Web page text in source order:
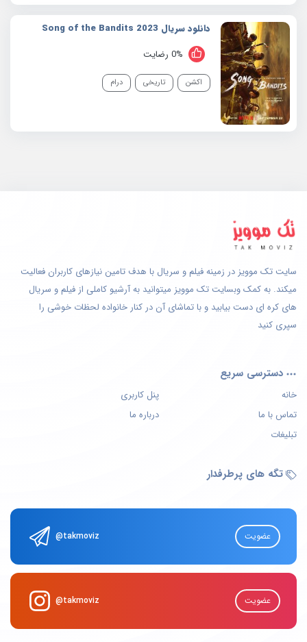
دانلود سریال 2023 Song of the Bandits
0% رضایت
اکشن تاریخی درام
سایت تک موویز در زمینه فیلم و سریال با هدف تامین نیازهای کاربران فعالیت
میکند. به کمک وبسایت تک موویز میتوانید به آرشیو کاملی از فیلم و سریال
های کره ای دست بیابید و با تماشای آن در کنار خانواده لحظات خوشی را
سپری کنید
دسترسی سریع
خانه
پنل کاربری
تماس با ما
درباره ما
تبلیغات
تگه های پرطرفدار
@takmoviz عضویت
@takmoviz عضویت